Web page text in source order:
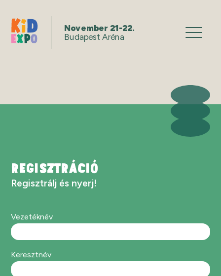
November 21-22.
Budapest Aréna
REGISZTRÁCIÓ
Regisztrálj és nyerj!
Vezetéknév
Keresztnév